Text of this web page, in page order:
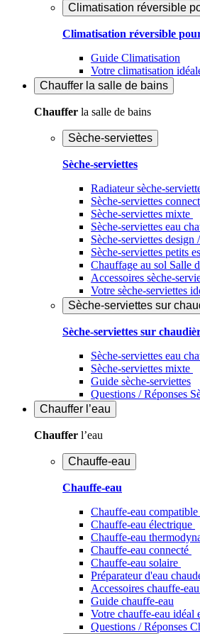
Climatisation réversible
Climatisation réversible
Guide Climatisation
Votre climatisation
Chauffer la salle de bains
Chauffer la salle de bains
Sèche-serviettes
Sèche-serviettes
Radiateur sèche-
Sèche-serviettes
Sèche-serviettes mixte
Sèche-serviettes eau
Sèche-serviettes design
Sèche-serviettes petits
Chauffage au sol Salle
Accessoires sèche-
Votre sèche-serviettes
Sèche-serviettes sur
Sèche-serviettes sur
Sèche-serviettes eau
Sèche-serviettes mixte
Guide sèche-serviettes
Questions / Réponses
Chauffer l’eau
Chauffer l’eau
Chauffe-eau
Chauffe-eau
Chauffe-eau
Chauffe-eau électrique
Chauffe-eau
Chauffe-eau connecté
Chauffe-eau solaire
Préparateur d'eau
Accessoires chauffe-eau
Guide chauffe-eau
Votre chauffe-eau idéal
Questions / Réponses